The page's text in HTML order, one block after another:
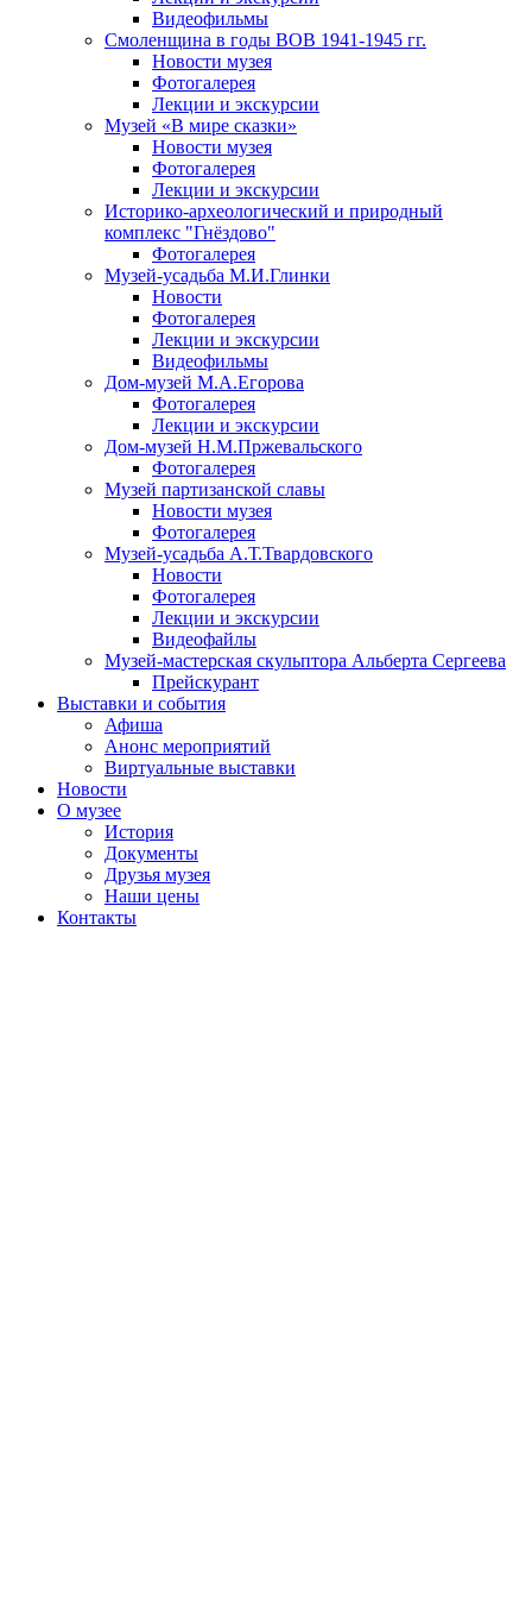
Видеофильмы
Смоленщина в годы ВОВ 1941-1945 гг.
Новости музея
Фотогалерея
Лекции и экскурсии
Музей «В мире сказки»
Новости музея
Фотогалерея
Лекции и экскурсии
Историко-археологический и природный
комплекс "Гнёздово"
Фотогалерея
Музей-усадьба М.И.Глинки
Новости
Фотогалерея
Лекции и экскурсии
Видеофильмы
Дом-музей М.А.Егорова
Фотогалерея
Лекции и экскурсии
Дом-музей Н.М.Пржевальского
Фотогалерея
Музей партизанской славы
Новости музея
Фотогалерея
Музей-усадьба А.Т.Твардовского
Новости
Фотогалерея
Лекции и экскурсии
Видеофайлы
Музей-мастерская скульптора Альберта Сергеева
Прейскурант
Выставки и события
Афиша
Анонс мероприятий
Виртуальные выставки
Новости
О музее
История
Документы
Друзья музея
Наши цены
Контакты